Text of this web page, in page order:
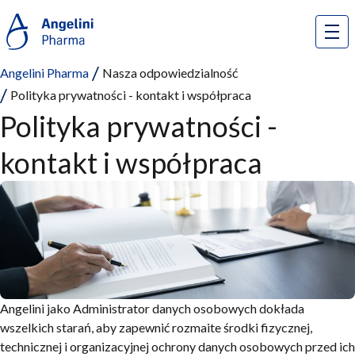
Angelini Pharma
Nasza odpowiedzialność
Polityka prywatności - kontakt i współpraca
Polityka prywatności -
kontakt i współpraca
Angelini jako Administrator danych osobowych dokłada
wszelkich starań, aby zapewnić rozmaite środki fizycznej,
technicznej i organizacyjnej ochrony danych osobowych przed ich